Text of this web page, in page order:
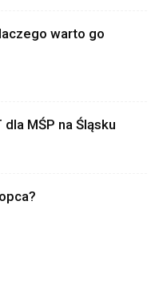
warto go
MŚP na Śląsku